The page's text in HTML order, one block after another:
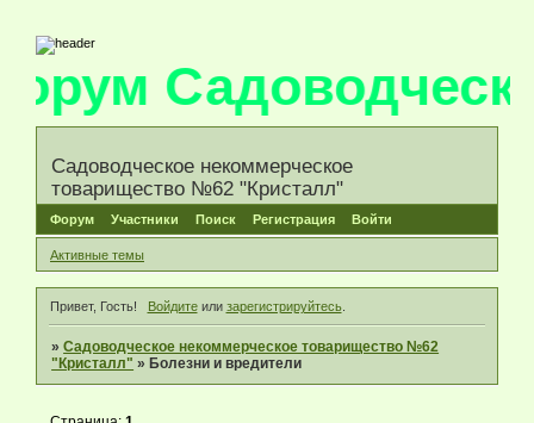
Садоводческое некоммерческое
товарищество №62 "Кристалл"
Форум Участники Поиск Регистрация Войти
Активные темы
Привет, Гость! Войдитеили зарегистрируйтесь.
»Садоводческое некоммерческое товарищество №62
"Кристалл" » Болезни и вредители